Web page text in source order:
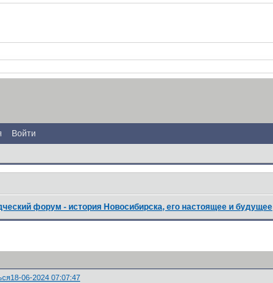
Войти
форум - история Новосибирска, его настоящее и будущее
18-06-2024 07:07:47